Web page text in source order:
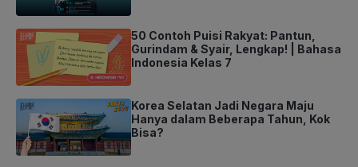
50 Contoh Puisi Rakyat: Pantun,
Gurindam & Syair, Lengkap! | Bahasa
Indonesia Kelas 7
Korea Selatan Jadi Negara Maju
Hanya dalam Beberapa Tahun, Kok
Bisa?